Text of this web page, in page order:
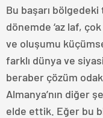
Bu başarı bölgedeki
dönemde ‘az laf,
ve oluşumu
farklı dünya ve
beraber çözüm
Almanya’nın diğer
elde ettik. Eğer bu